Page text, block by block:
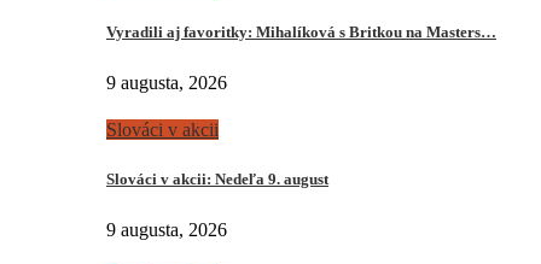
Vyradili aj favoritky: Mihalíková s Britkou na Masters…
9 augusta, 2026
Slováci v akcii
Slováci v akcii: Nedeľa 9. august
9 augusta, 2026